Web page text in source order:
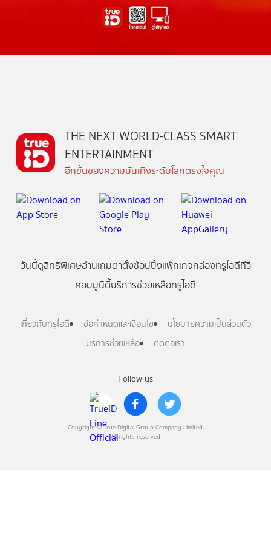
Follow us
Copyright © True Digital Group Company Limited.
All rights reserved
THE NEXT WORLD-CLASS SMART
ENTERTAINMENT
อีกขั้นของความบันเทิงระดับโลกตรงใจคุณ
วันนี้ดูสิทธิพิเศษอ่านเกมตาตั้งช้อปปิ้งแพ็กเกจกล่องทรูไอดีทีวี
คอมมูนิตี้บริการช่วยเหลือทรูไอดี
เกี่ยวกับทรูไอดี ข้อกำหนดและเงื่อนไข
นโยบายความเป็นส่วนตัว
บริการช่วยเหลือ
ติดต่อเรา